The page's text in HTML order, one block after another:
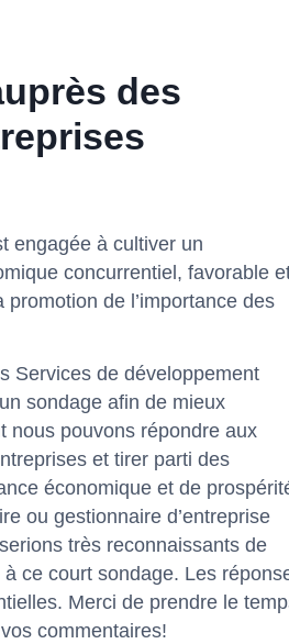
des
engagée à cultiver un
concurrentiel, favorable
de l’importance des
Services de développement
sondage afin de mieux
nous pouvons répondre aux
et tirer parti des
économique et de
ou gestionnaire d’entreprise
très reconnaissants de
ce court sondage. Les
Merci de prendre le
commentaires!